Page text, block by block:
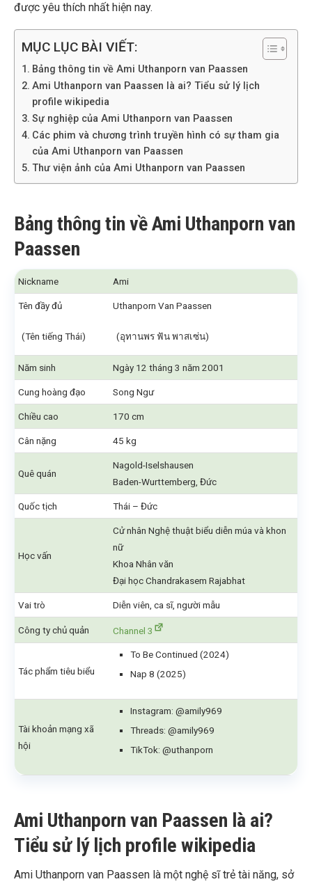
được yêu thích nhất hiện nay.
MỤC LỤC BÀI VIẾT:
Bảng thông tin về Ami Uthanporn van Paassen
Ami Uthanporn van Paassen là ai? Tiểu sử lý lịch
profile wikipedia
Sự nghiệp của Ami Uthanporn van Paassen
Các phim và chương trình truyền hình có sự tham gia
của Ami Uthanporn van Paassen
Thư viện ảnh của Ami Uthanporn van Paassen
Bảng thông tin về Ami Uthanporn van
Paassen
Nickname Ami
Tên đầy đủ
(Tên tiếng Thái)
Uthanporn Van Paassen
(อุทานพร ฟัน พาสเซ่น)
Năm sinh Ngày 12 tháng 3 năm 2001
Cung hoàng đạo Song Ngư
Chiều cao 170 cm
Cân nặng 45 kg
Quê quán
Nagold-Iselshausen
Baden-Wurttemberg, Đức
Quốc tịch Thái – Đức
Học vấn
Cử nhân Nghệ thuật biểu diễn múa và khon
nữ
Khoa Nhân văn
Đại học Chandrakasem Rajabhat
Vai trò Diễn viên, ca sĩ, người mẫu
Công ty chủ quản Channel 3
Tác phẩm tiêu biểu
To Be Continued (2024)
Nap 8 (2025)
Tài khoản mạng xã
hội
Instagram: @amily969
Threads: @amily969
TikTok: @uthanporn
Ami Uthanporn van Paassen là ai?
Tiểu sử lý lịch profile wikipedia
Ami Uthanporn van Paassen là một nghệ sĩ trẻ tài năng, sở